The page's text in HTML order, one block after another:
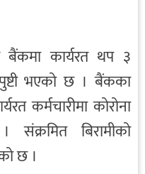
कार्यरत थप ३
पुष्टी भएको छ । बैंकका
कर्मचारीमा कोरोना
बिरामीको
छ ।